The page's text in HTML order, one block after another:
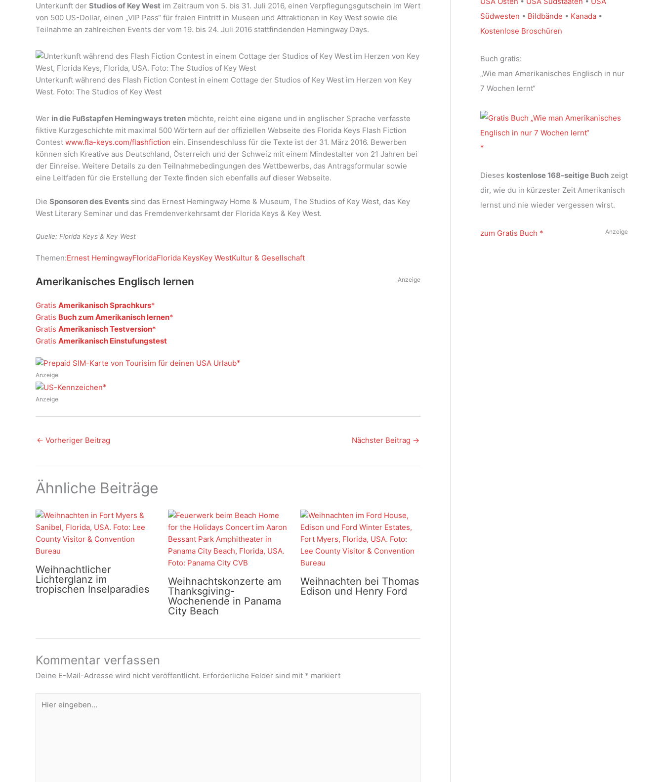
Unterkunft der Studios of Key West im Zeitraum von 5. bis 31. Juli 2016, einen Verpflegungsgutschein im Wert
von 500 US-Dollar, einen „VIP Pass“ für freien Eintritt in Museen und Attraktionen in Key West sowie die
Teilnahme an zahlreichen Events der vom 19. bis 24. Juli 2016 stattfindenden Hemingway Days.
Unterkunft während des Flash Fiction Contest in einem Cottage der Studios of Key West im Herzen von Key
West. Foto: The Studios of Key West
Wer in die Fußstapfen Hemingways treten möchte, reicht eine eigene und in englischer Sprache verfasste
fiktive Kurzgeschichte mit maximal 500 Wörtern auf der offiziellen Webseite des Florida Keys Flash Fiction
Contest www.fla-keys.com/flashfiction ein. Einsendeschluss für die Texte ist der 31. März 2016. Bewerben
können sich Kreative aus Deutschland, Österreich und der Schweiz mit einem Mindestalter von 21 Jahren bei
der Einreise. Weitere Details zu den Teilnahmebedingungen des Wettbewerbs, das Antragsformular sowie
eine Leitfaden für die Erstellung der Texte finden sich ebenfalls auf dieser Webseite.
Die Sponsoren des Events sind das Ernest Hemingway Home & Museum, The Studios of Key West, das Key
West Literary Seminar und das Fremdenverkehrsamt der Florida Keys & Key West.
Quelle: Florida Keys & Key West
Themen:Ernest HemingwayFloridaFlorida KeysKey WestKultur & Gesellschaft
Anzeige
Amerikanisches Englisch lernen
Gratis Amerikanisch Sprachkurs
Gratis Buch zum Amerikanisch lernen
Gratis Amerikanisch Testversion
Gratis Amerikanisch Einstufungstest
Anzeige
Anzeige
← Vorheriger Beitrag Nächster Beitrag →
Ähnliche Beiträge
Weihnachtlicher
Lichterglanz im
tropischen Inselparadies
Weihnachtskonzerte am
Thanksgiving-
Wochenende in Panama
City Beach
Weihnachten bei Thomas
Edison und Henry Ford
Kommentar verfassen
Deine E-Mail-Adresse wird nicht veröffentlicht. Erforderliche Felder sind mit * markiert
eingeben…
Südwesten • Bildbände • Kanada •
Kostenlose Broschüren
Buch gratis:
„Wie man Amerikanisches Englisch in nur
7 Wochen lernt“
Dieses kostenlose 168-seitige Buch zeigt
dir, wie du in kürzester Zeit Amerikanisch
lernst und nie wieder vergessen wirst.
zum Gratis Buch Anzeige